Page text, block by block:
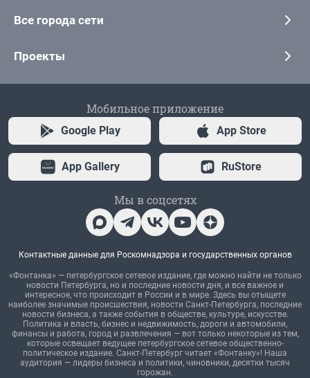
Все города сети
Проекты
Мобильное приложение
Google Play App Store
App Gallery RuStore
Мы в соцсетях
Контактные данные для Роскомнадзора и государственных органов
«Фонтанка» — петербургское сетевое издание, где можно найти не только
новости Петербурга, но и последние новости дня, и все важное и
интересное, что происходит в России и в мире. Здесь вы отыщете
наиболее значимые происшествия, новости Санкт-Петербурга, последние
новости бизнеса, а также события в обществе, культуре, искусстве.
Политика и власть, бизнес и недвижимость, дороги и автомобили,
финансы и работа, город и развлечения — вот только некоторые из тем,
которые освещает ведущее петербургское сетевое общественно-
политическое издание. Санкт-Петербург читает «Фонтанку»! Наша
аудитория — лидеры бизнеса и политики, чиновники, десятки тысяч
горожан.